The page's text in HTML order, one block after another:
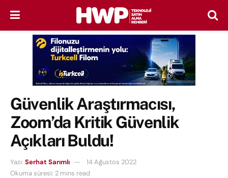
Güvenlik Araştırmacısı,
Zoom’da Kritik Güvenlik
Açıkları Buldu!
Yazı: Serhat Sarımlı
14 Ağustos 2022
Okuma süresi: 2 mins read